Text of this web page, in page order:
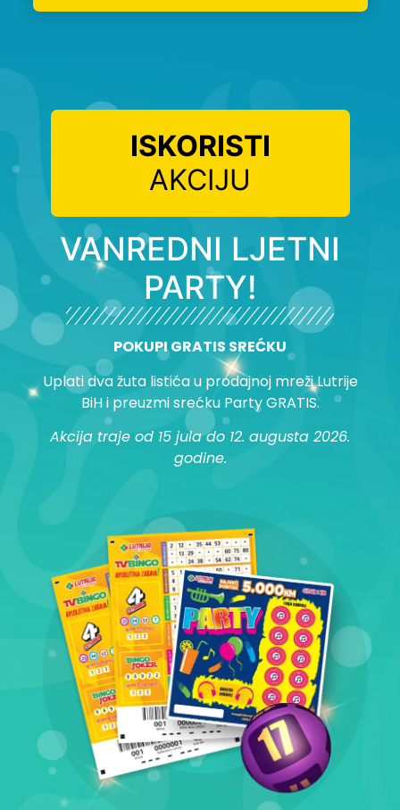
ISKORISTI
AKCIJU
VANREDNI LJETNI
PARTY!
POKUPI GRATIS SREĆKU
Uplati dva žuta listića u prodajnoj mreži Lutrije
BiH i preuzmi srećku Party GRATIS.
Akcija traje od 15 jula do 12. augusta 2026.
godine.